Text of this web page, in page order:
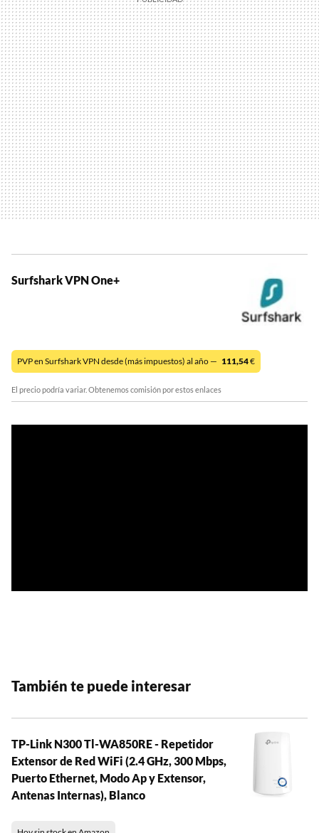
Surfshark VPN One+
PVP en Surfshark VPN desde (más impuestos) al año — 111,54€
El precio podría variar. Obtenemos comisión por estos enlaces
También te puede interesar
TP-Link N300 Tl-WA850RE - Repetidor
Extensor de Red WiFi (2.4 GHz, 300 Mbps,
Puerto Ethernet, Modo Ap y Extensor,
Antenas Internas), Blanco